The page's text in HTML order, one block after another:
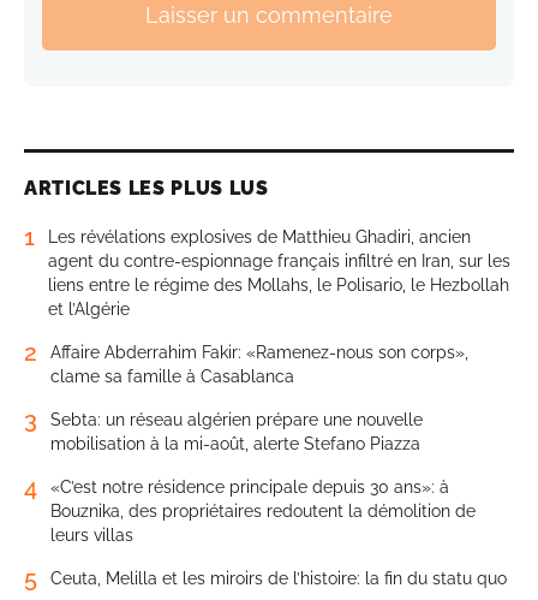
Laisser un commentaire
ARTICLES LES PLUS LUS
1
Les révélations explosives de Matthieu Ghadiri, ancien
agent du contre-espionnage français infiltré en Iran, sur les
liens entre le régime des Mollahs, le Polisario, le Hezbollah
et l’Algérie
2
Affaire Abderrahim Fakir: «Ramenez-nous son corps»,
clame sa famille à Casablanca
3
Sebta: un réseau algérien prépare une nouvelle
mobilisation à la mi-août, alerte Stefano Piazza
4
«C’est notre résidence principale depuis 30 ans»: à
Bouznika, des propriétaires redoutent la démolition de
leurs villas
5 Ceuta, Melilla et les miroirs de l’histoire: la fin du statu quo